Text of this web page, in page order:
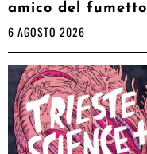
amico del fumetto
6 AGOSTO 2026